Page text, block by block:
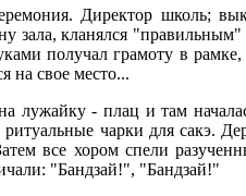
Директор школь;
зала, кланялся
получал грамоту в
на свое место...
лужайку - плац и там
чарки для сакэ.
все хором спели
"Бандзай!", "Бандзай!"